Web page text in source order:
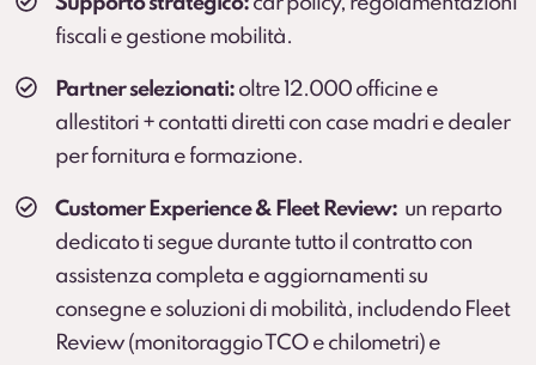
fiscali e gestione mobilità.
Partner selezionati: oltre 12.000 officine e
allestitori + contatti diretti con case madri e dealer
per fornitura e formazione.
Customer Experience & Fleet Review: un reparto
dedicato ti segue durante tutto il contratto con
assistenza completa e aggiornamenti su
consegne e soluzioni di mobilità, includendo Fleet
Review (monitoraggio TCO e chilometri) e